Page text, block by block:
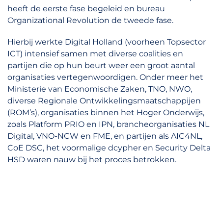
heeft de eerste fase begeleid en bureau
Organizational Revolution de tweede fase.
Hierbij werkte Digital Holland (voorheen Topsector
ICT) intensief samen met diverse coalities en
partijen die op hun beurt weer een groot aantal
organisaties vertegenwoordigen. Onder meer het
Ministerie van Economische Zaken, TNO, NWO,
diverse Regionale Ontwikkelingsmaatschappijen
(ROM’s), organisaties binnen het Hoger Onderwijs,
zoals Platform PRIO en IPN, brancheorganisaties NL
Digital, VNO-NCW en FME, en partijen als AIC4NL,
CoE DSC, het voormalige dcypher en Security Delta
HSD waren nauw bij het proces betrokken.